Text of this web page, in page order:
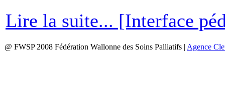
Lire la suite... [Interface
@ FWSP 2008 Fédération Wallonne des Soins Palliatifs | Agence